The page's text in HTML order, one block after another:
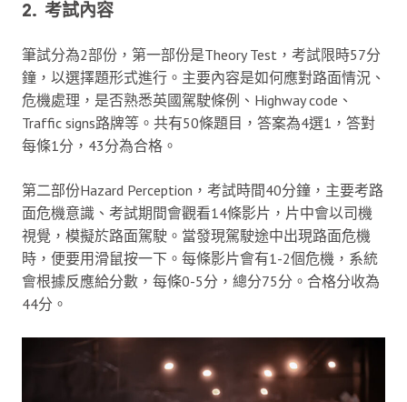
2. 考試內容
筆試分為2部份，第一部份是Theory Test，考試限時57分
鐘，以選擇題形式進行。主要內容是如何應對路面情況、
危機處理，是否熟悉英國駕駛條例、Highway code、
Traffic signs路牌等。共有50條題目，答案為4選1，答對
每條1分，43分為合格。
第二部份Hazard Perception，考試時間40分鐘，主要考路
面危機意識、考試期間會觀看14條影片，片中會以司機
視覺，模擬於路面駕駛。當發現駕駛途中出現路面危機
時，便要用滑鼠按一下。每條影片會有1-2個危機，系統
會根據反應給分數，每條0-5分，總分75分。合格分收為
44分。